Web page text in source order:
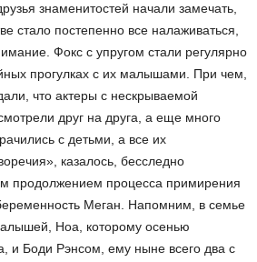
знаменитостей начали замечать,
стало постепенно все налаживаться,
Фокс с упругом стали регулярно
прогулках с их малышами. При чем,
что актеры с нескрываемой
друг на друга, а еще много
с детьми, а все их
казалось, бесследно
продолжением процесса примирения
Меган. Напомним, в семье
Ноа, которому осенью
и Боди Рэнсом, ему ныне всего два с